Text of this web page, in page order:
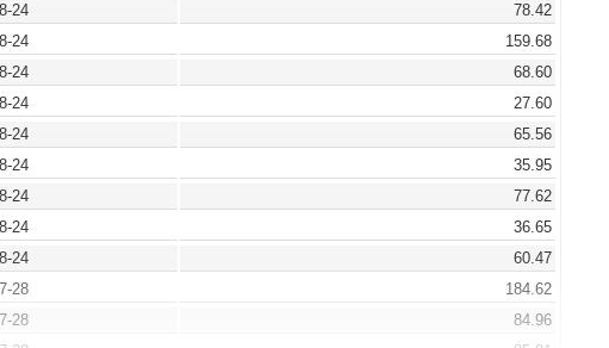
24
78.42
24
159.68
24
68.60
24
27.60
24
65.56
24
35.95
24
77.62
24
36.65
24
60.47
28
184.62
28
84.96